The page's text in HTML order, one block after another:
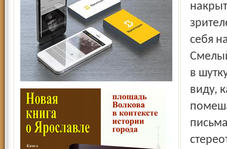
себя
в
виду,